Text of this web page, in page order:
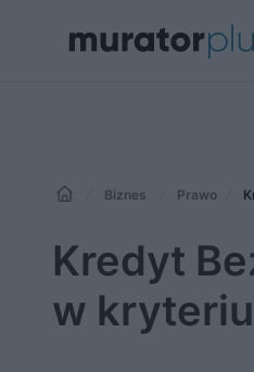
Biznes Prawo
Kredyt
w